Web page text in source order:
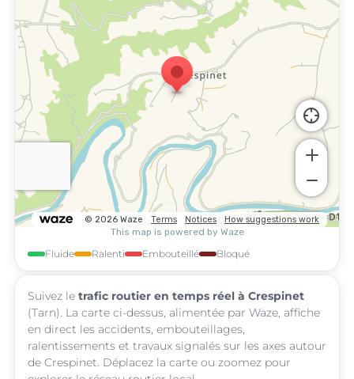
Fluide Ralenti Embouteillé Bloqué
Suivez le trafic routier en temps réel à Crespinet
(Tarn). La carte ci-dessus, alimentée par Waze, affiche
en direct les accidents, embouteillages,
ralentissements et travaux signalés sur les axes autour
de Crespinet. Déplacez la carte ou zoomez pour